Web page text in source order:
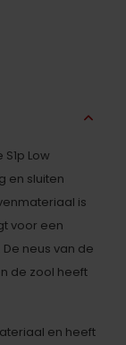
Low
en sluiten
is
voor een
neus van de
de zool heeft
en heeft